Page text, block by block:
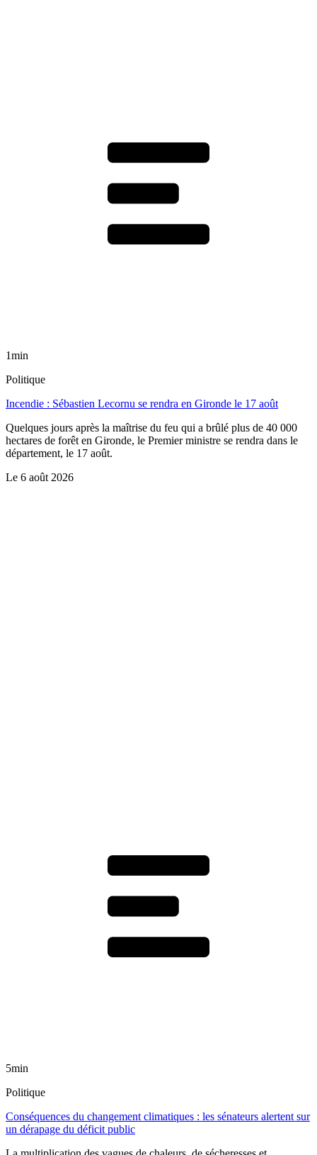
1min
Politique
Incendie : Sébastien Lecornu se rendra en Gironde le 17 août
Quelques jours après la maîtrise du feu qui a brûlé plus de 40 000
hectares de forêt en Gironde, le Premier ministre se rendra dans le
département, le 17 août.
Le 6 août 2026
5min
Politique
Conséquences du changement climatiques : les sénateurs alertent sur
un dérapage du déficit public